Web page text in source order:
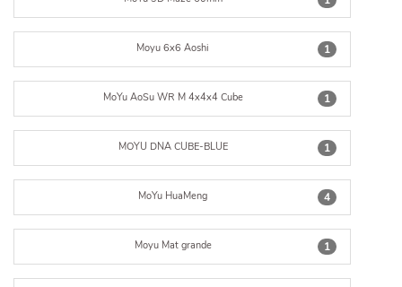
1
Moyu 6x6 Aoshi
1
MoYu AoSu WR M 4x4x4 Cube
1
MOYU DNA CUBE-BLUE
4
MoYu HuaMeng
1
Moyu Mat grande